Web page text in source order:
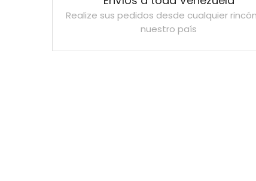
Realize sus pedidos desde cualquier
nuestro país